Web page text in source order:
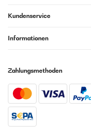
Kundenservice
Informationen
Zahlungsmethoden